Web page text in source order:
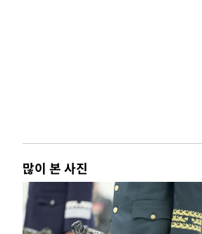
많이 본 사진